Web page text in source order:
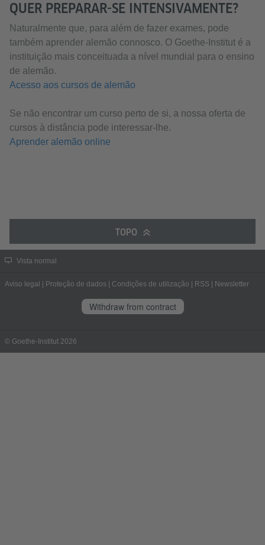
QUER PREPARAR-SE INTENSIVAMENTE?
Naturalmente que, para além de fazer exames, pode
também aprender alemão connosco. O Goethe-Institut é a
instituição mais conceituada a nível mundial para o ensino
de alemão.
Acesso aos cursos de alemão
Se não encontrar um curso perto de si, a nossa oferta de
cursos à distância pode interessar-lhe.
Aprender alemão online
TOPO
Vista normal
Aviso legal Proteção de dados Condições de utilização RSS Newsletter
Withdraw from contract
© Goethe-Institut 2026